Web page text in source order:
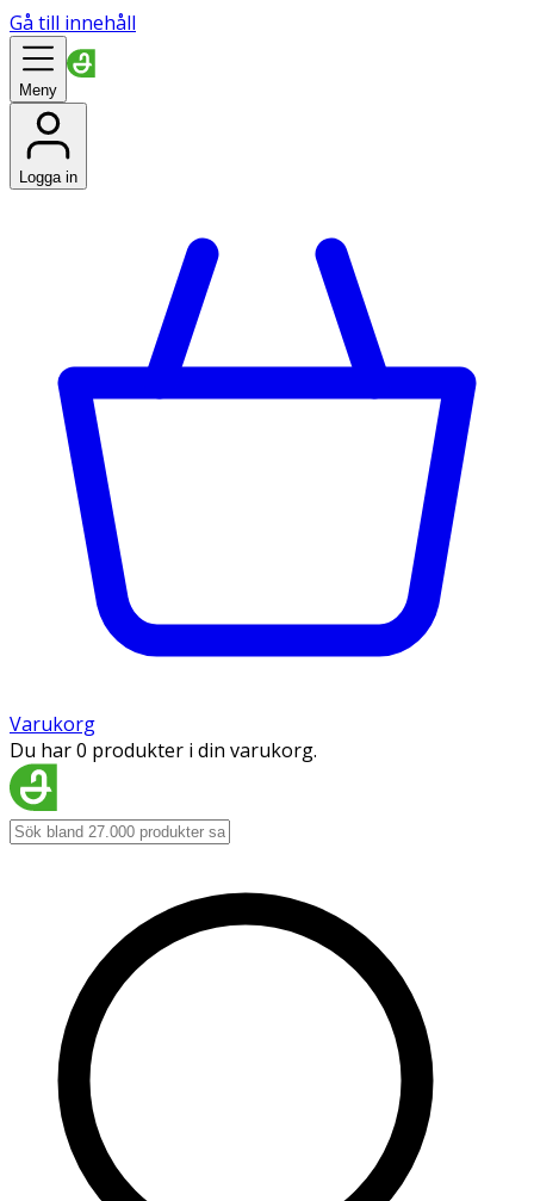
Gå till innehåll
Meny
Logga in
Varukorg
Du har 0 produkter i din varukorg.